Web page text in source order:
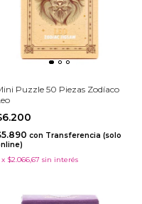
Puzzle 50 Piezas Zodíaco
con Transferencia (solo
x $2.066,67 sin interés